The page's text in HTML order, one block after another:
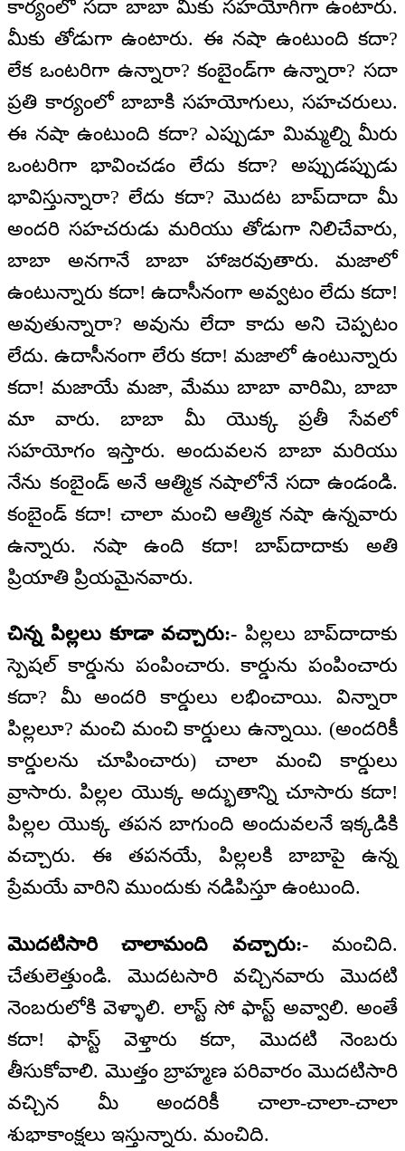
కార్యంలో సదా బాబా మీకు సహయోగిగా ఉంటారు.
మీకు తోడుగా ఉంటారు. ఈ నషా ఉంటుంది కదా?
లేక ఒంటరిగా ఉన్నారా? కంబైండ్‌గా ఉన్నారా? సదా
ప్రతి కార్యంలో బాబాకి సహయోగులు, సహచరులు.
ఈ నషా ఉంటుంది కదా? ఎప్పుడూ మిమ్మల్ని మీరు
ఒంటరిగా భావించడం లేదు కదా? అప్పుడప్పుడు
భావిస్తున్నారా? లేదు కదా? మొదట బాప్‌దాదా మీ
అందరి సహచరుడు మరియు తోడుగా నిలిచేవారు,
బాబా అనగానే బాబా హాజరవుతారు. మజాలో
ఉంటున్నారు కదా! ఉదాసీనంగా అవ్వటం లేదు కదా!
అవుతున్నారా? అవును లేదా కాదు అని చెప్పటం
లేదు. ఉదాసీనంగా లేరు కదా! మజాలో ఉంటున్నారు
కదా! మజాయే మజా, మేము బాబా వారిమి, బాబా
మా వారు. బాబా మీ యొక్క ప్రతీ సేవలో
సహయోగం ఇస్తారు. అందువలన బాబా మరియు
నేను కంబైండ్ అనే ఆత్మిక నషాలోనే సదా ఉండండి.
కంబైండ్ కదా! చాలా మంచి ఆత్మిక నషా ఉన్నవారు
ఉన్నారు. నషా ఉంది కదా! బాప్‌దాదాకు అతి
ప్రియాతి ప్రియమైనవారు.
చిన్న పిల్లలు కూడా వచ్చారు:- పిల్లలు బాప్‌దాదాకు
స్పెషల్ కార్డును పంపించారు. కార్డును పంపించారు
కదా? మీ అందరి కార్డులు లభించాయి. విన్నారా
పిల్లలూ? మంచి మంచి కార్డులు ఉన్నాయి. (అందరికీ
కార్డులను చూపించారు) చాలా మంచి కార్డులు
వ్రాసారు. పిల్లల యొక్క అద్భుతాన్ని చూసారు కదా!
పిల్లల యొక్క తపన బాగుంది అందువలనే ఇక్కడికి
వచ్చారు. ఈ తపనయే, పిల్లలకి బాబాపై ఉన్న
ప్రేమయే వారిని ముందుకు నడిపిస్తూ ఉంటుంది.
మొదటిసారి చాలామంది వచ్చారు:-మంచిది.
చేతులెత్తుండి. మొదటసారి వచ్చినవారు మొదటి
నెంబరులోకి వెళ్ళాలి. లాస్ట్ సో ఫాస్ట్ అవ్వాలి. అంతే
కదా! ఫాస్ట్ వెళ్తారు కదా, మొదటి నెంబరు
తీసుకోవాలి. మొత్తం బ్రాహ్మణ పరివారం మొదటిసారి
వచ్చిన మీ అందరికీ చాలా-చాలా-చాలా
శుభాకాంక్షలు ఇస్తున్నారు. మంచిది.